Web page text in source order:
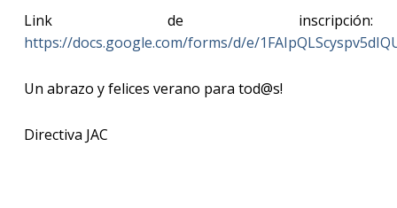
Link de inscripción:
https://docs.google.com/forms/d/e/
Un abrazo y felices verano para tod@s!
Directiva JAC